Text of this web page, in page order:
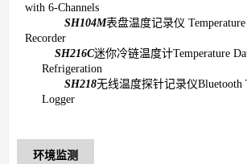
with 6-Channels
SH104M表盘温度记录仪
Recorder
SH216C迷你冷链温度计Temperature
Refrigeration
SH218无线温度探针记录仪Bluetooth
Logger
环境监测